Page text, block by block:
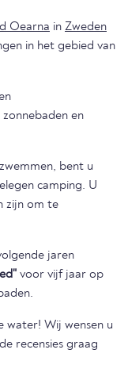
Oearna in Zweden
in het gebied van
en
bent u
camping. U
zijn om te
jaren
voor vijf jaar op
water! Wij wensen u
recensies graag